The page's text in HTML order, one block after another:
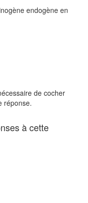
endogène en
de cocher
réponse.
à cette